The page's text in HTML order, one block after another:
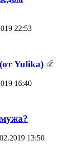
22:53
Yulika)
16:40
13:50